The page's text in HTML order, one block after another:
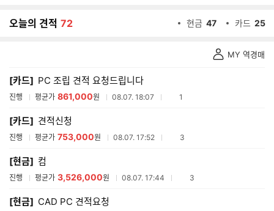
오늘의 견적 72 현금 47 카드 25
견
적
스
트
MY 역경매
[카드] PC 조립 견적 요청드립니다
진행 평균가 861,000원 08.07. 18:07 참여업체수
1
[카드] 견적신청
진행 평균가 753,000원 08.07. 17:52 참여업체수
3
[현금] 컴
진행 평균가 3,526,000원 08.07. 17:44 참여업체수
3
[현금] CAD PC 견적요청